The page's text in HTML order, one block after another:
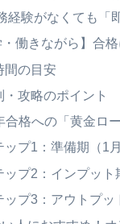
経験がなくても「
働きながら】合
間の目安
・攻略のポイント
合格への「黄金ロ
ップ1：準備期（1
ップ2：インプット
ップ3：アウトプ